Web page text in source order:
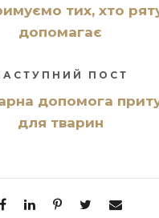
тих, хто
допомагає
ПОСТ
допомога
для тварин